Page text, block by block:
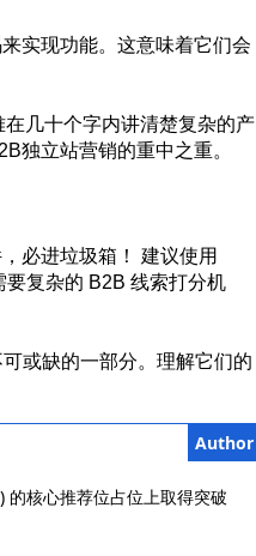
实现功能。这意味着它们会
几十个字内讲清楚复杂的产
独立站营销的重中之重。
必进垃圾箱！ 建议使用
复杂的 B2B 线索打分机
或缺的一部分。理解它们的
Author
核心推荐位占位上取得突破